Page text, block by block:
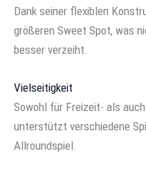
Dank seiner flexiblen
größeren Sweet Spot, was
besser verzeiht.
Vielseitigkeit
Sowohl für Freizeit- als
unterstützt verschiedene
Allroundspiel.